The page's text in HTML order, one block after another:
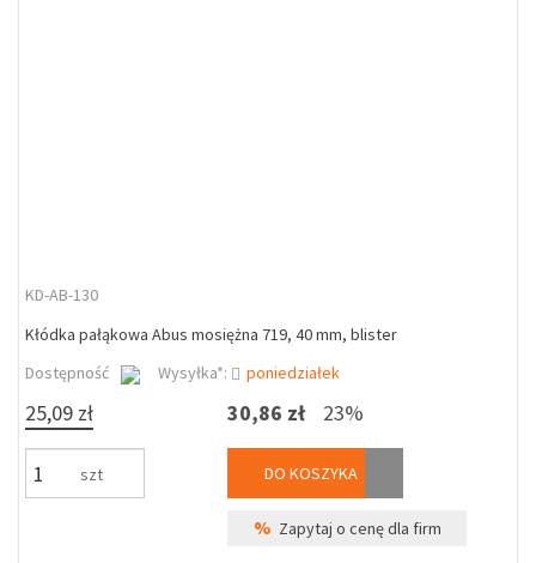
KD-AB-130
Kłódka pałąkowa Abus mosiężna 719, 40 mm, blister
Dostępność
Wysyłka*: poniedziałek
25,09 zł
szt
30,86 zł 23%
DO KOSZYKA
% Zapytaj o cenę dla firm